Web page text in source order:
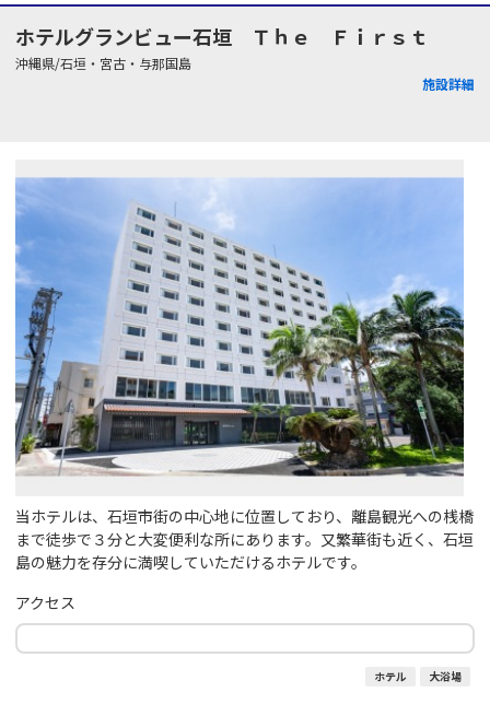
ホテルグランビュー石垣 Ｔｈｅ Ｆｉｒｓｔ
沖縄県/石垣・宮古・与那国島
施設詳細
当ホテルは、石垣市街の中心地に位置しており、離島観光への桟橋
まで徒歩で３分と大変便利な所にあります。又繁華街も近く、石垣
島の魅力を存分に満喫していただけるホテルです。
アクセス
ホテル 大浴場